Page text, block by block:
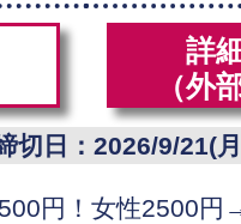
詳
（外
切日：2026/9/21(
円！女性2500円